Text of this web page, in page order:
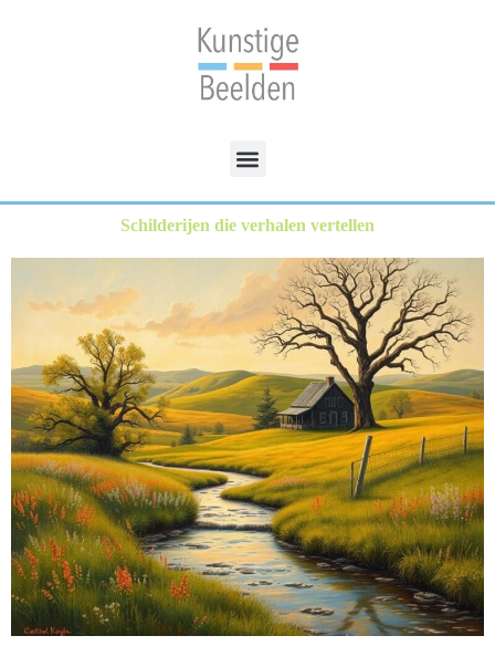
Schilderijen die verhalen vertellen